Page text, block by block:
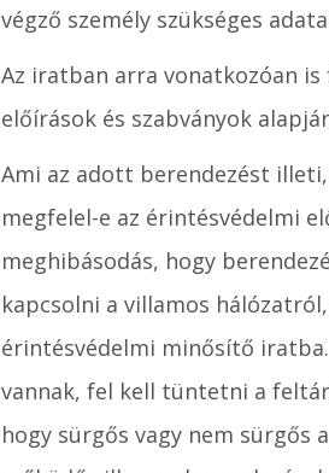
végző személy szükséges
Az iratban arra vonatkozóan
előírások és szabványok
Ami az adott berendezést
megfelel-e az érintésvédelmi
meghibásodás, hogy
kapcsolni a villamos
érintésvédelmi minősítő
vannak, fel kell tüntetni a
hogy sürgős vagy nem sürgős